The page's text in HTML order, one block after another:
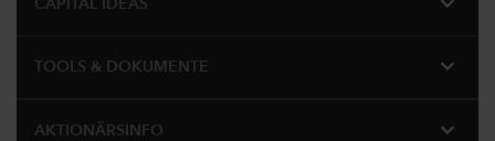
CAPITAL IDEAS
TOOLS & DOKUMENTE expand_more
AKTIONÄRSINFO expand_more